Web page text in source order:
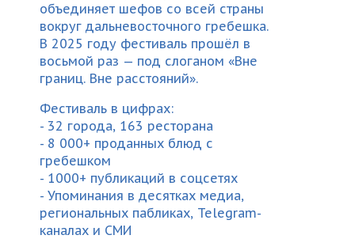
объединяет шефов со всей страны
вокруг дальневосточного гребешка.
В 2025 году фестиваль прошёл в
восьмой раз — под слоганом «Вне
границ. Вне расстояний».
Фестиваль в цифрах:
- 32 города, 163 ресторана
- 8 000+ проданных блюд с
гребешком
- 1000+ публикаций в соцсетях
- Упоминания в десятках медиа,
региональных пабликах, Telegram-
каналах и СМИ